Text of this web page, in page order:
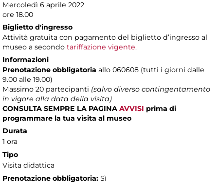
Mercoledì 6 aprile 2022
ore 18.00
Biglietto d'ingresso
Attività gratuita con pagamento del biglietto d’ingresso al
museo a secondo tariffazione vigente.
Informazioni
Prenotazione obbligatoria allo 060608 (tutti i giorni dalle
9.00 alle 19.00)
Massimo 20 partecipanti (salvo diverso contingentamento
in vigore alla data della visita)
CONSULTA SEMPRE LA PAGINA AVVISI prima di
programmare la tua visita al museo
Durata
1 ora
Tipo
Visita didattica
Prenotazione obbligatoria: Sì